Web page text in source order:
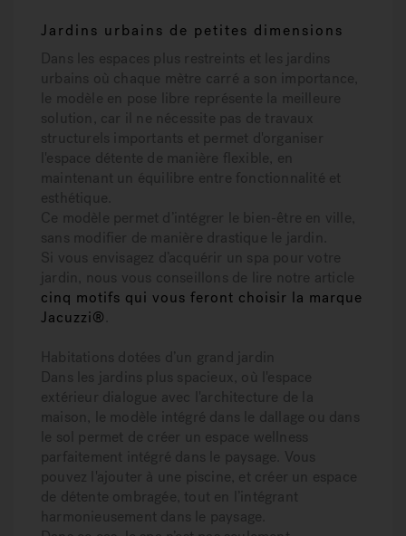
Jardins urbains de petites dimensions
Dans les espaces plus restreints et les jardins
urbains où chaque mètre carré a son importance,
le modèle en pose libre représente la meilleure
solution, car il ne nécessite pas de travaux
structurels importants et permet d'organiser
l'espace détente de manière flexible, en
maintenant un équilibre entre fonctionnalité et
esthétique.
Ce modèle permet d’intégrer le bien-être en ville,
sans modifier de manière drastique le jardin.
Si vous envisagez d’acquérir un spa pour votre
jardin, nous vous conseillons de lire notre article
cinq motifs qui vous feront choisir la marque
Jacuzzi®
Habitations dotées d’un grand jardin
Dans les jardins plus spacieux, où l'espace
extérieur dialogue avec l'architecture de la
maison, le modèle intégré dans le dallage ou dans
le sol permet de créer un espace wellness
parfaitement intégré dans le paysage. Vous
pouvez l'ajouter à une piscine, et créer un espace
de détente ombragée, tout en l’intégrant
harmonieusement dans le paysage.